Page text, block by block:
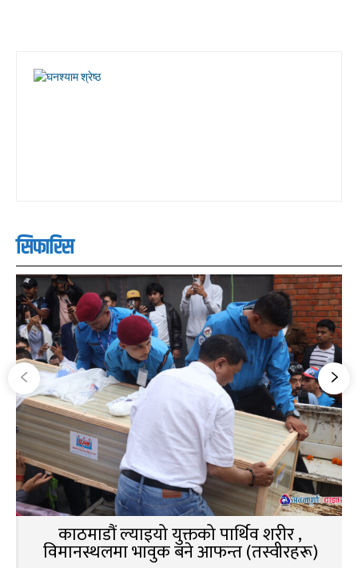
सिफारिस
काठमाडौं ल्याइयो युक्तको पार्थिव शरीर ,
विमानस्थलमा भावुक बने आफन्त (तस्वीरहरू)